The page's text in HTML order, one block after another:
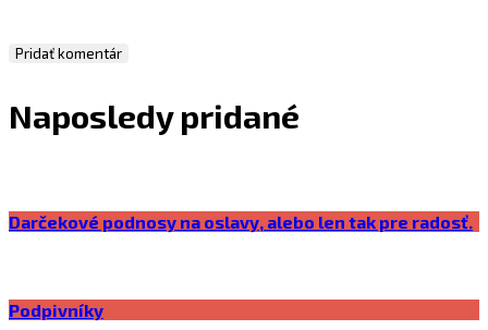
Naposledy pridané
Darčekové podnosy na oslavy, alebo len tak pre radosť.
Podpivníky